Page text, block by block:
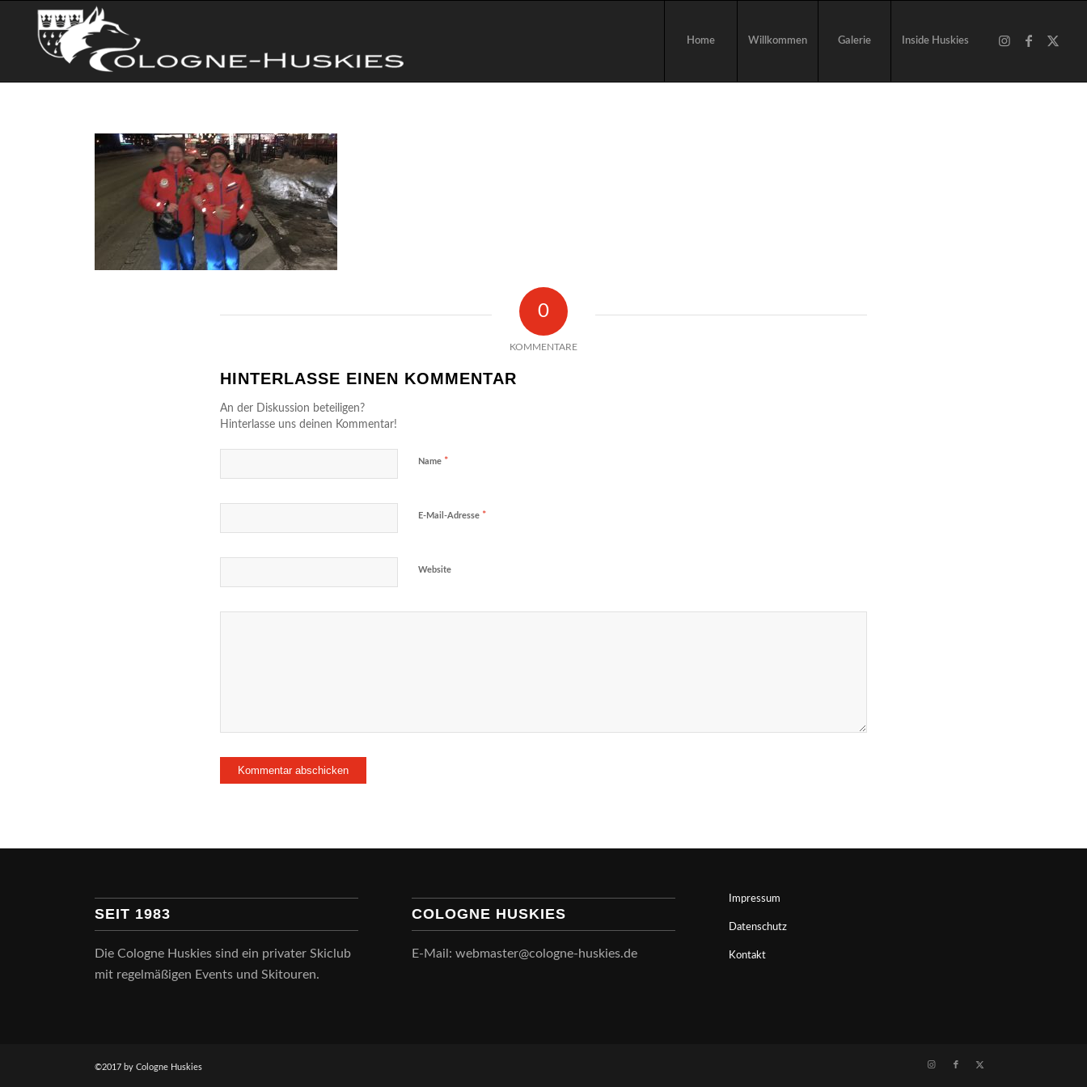
Home Willkommen Galerie Inside Huskies
0
KOMMENTARE
HINTERLASSE EINEN KOMMENTAR
An der Diskussion beteiligen?
Hinterlasse uns deinen Kommentar!
Name *
E-Mail-Adresse *
Website
SEIT 1983
Die Cologne Huskies sind ein privater Skiclub
mit regelmäßigen Events und Skitouren.
COLOGNE HUSKIES
E-Mail: webmaster@cologne-huskies.de
Impressum
Datenschutz
Kontakt
©2017 by Cologne Huskies